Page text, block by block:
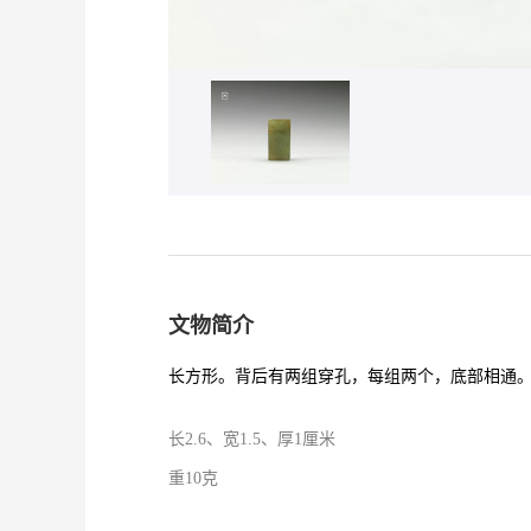
文物简介
长方形。背后有两组穿孔，每组两个，底部相通
长2.6、宽1.5、厚1厘米
重10克